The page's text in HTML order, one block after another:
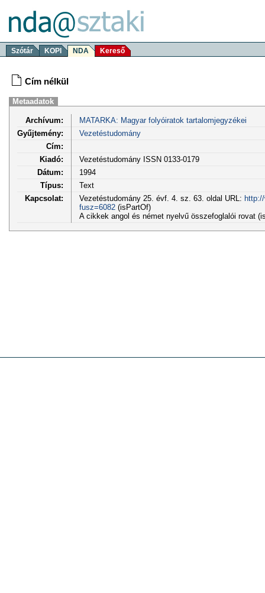
Szótár KOPI NDA Kereső
Cím nélkül
Metaadatok
Archívum:
MATARKA: Magyar folyóiratok tartalomjegyzékei
Gyűjtemény:
Vezetéstudomány
Cím:
Kiadó:
Vezetéstudomány ISSN 0133-0179
Dátum:
1994
Típus:
Text
Kapcsolat:
Vezetéstudomány 25. évf. 4. sz. 63. oldal URL:
fusz=6082(isPartOf)
A cikkek angol és német nyelvű összefoglalói rovat